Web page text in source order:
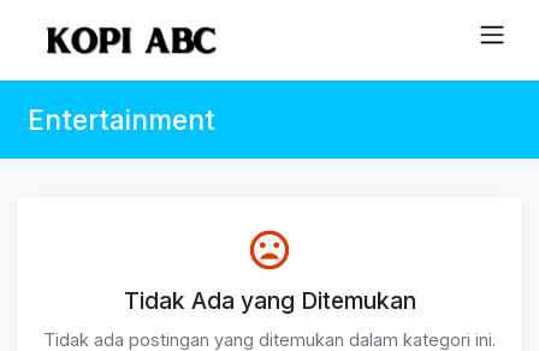
Entertainment
Tidak Ada yang Ditemukan
Tidak ada postingan yang ditemukan dalam kategori ini.